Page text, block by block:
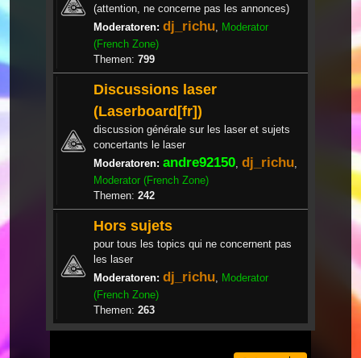
(attention, ne concerne pas les annonces)
Moderatoren: dj_richu Moderator
(French Zone)
Themen: 799
Discussions laser
(Laserboard[fr])
discussion générale sur les laser et sujets
concertants le laser
Moderatoren: andre92150 dj_richu
Moderator (French Zone)
Themen: 242
Hors sujets
pour tous les topics qui ne concernent pas
les laser
Moderatoren: dj_richu Moderator
(French Zone)
Themen: 263